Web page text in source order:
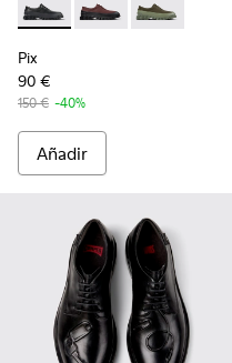
Pix - K100360-032 -
Pix - K100360-066
Pix -
Pix
90 €
150 € -40%
Añadir